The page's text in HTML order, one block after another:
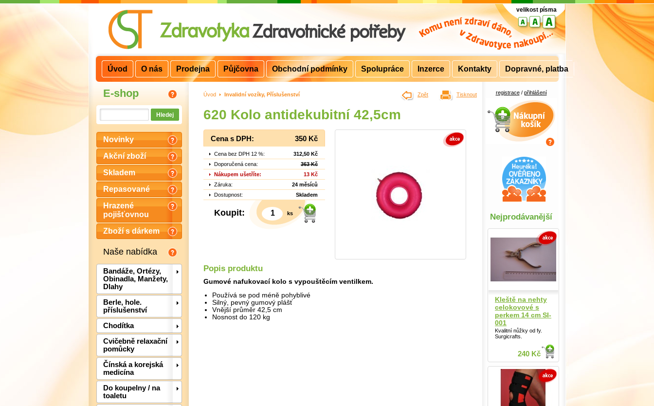
E-shop
Novinky
Akční zboží
Skladem
Repasované
Hrazené
pojišťovnou
Zboží s dárkem
Naše nabídka
Bandáže, Ortézy,
Obinadla, Manžety,
Dlahy
Berle, hole.
příslušenství
Chodítka
Cvičebně relaxační
pomůcky
Čínská a korejská
medicína
Do koupelny / na
toaletu
Úvod > Invalidní vozíky, Příslušenství
620 Kolo antidekubitní 42,5cm
Cena s DPH: 350 Kč
Cena bez DPH 12 %:
312,50 Kč
Doporučená cena:
363 Kč
Nákupem ušetříte:
13 Kč
Záruka:
24 měsíců
Dostupnost:
Skladem
Koupit: ks
Popis produktu
Gumové nafukovací kolo s vypouštěcím ventilkem.
Používá se pod méně pohyblivé
Silný, pevný gumový plášť
Vnější průměr 42,5 cm
Nosnost do 120 kg
registrace/ přihlášení
Nákupní košík
velikost písma
Tisknout
Zpět
Nejprodávanější
Kleště na nehty
celokovové s
perkem 14 cm SI-
001
Kvalitní nůžky od fy.
Surgicrafts.
240 Kč
Úvod O nás Prodejna Půjčovna Obchodní podmínky Spolupráce Inzerce Kontakty Dopravné, platba